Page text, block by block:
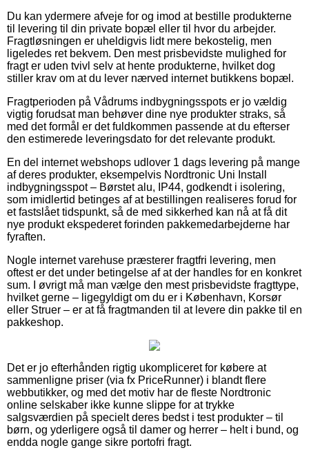
Du kan ydermere afveje for og imod at bestille produkterne
til levering til din private bopæl eller til hvor du arbejder.
Fragtløsningen er uheldigvis lidt mere bekostelig, men
ligeledes ret bekvem. Den mest prisbevidste mulighed for
fragt er uden tvivl selv at hente produkterne, hvilket dog
stiller krav om at du lever nærved internet butikkens bopæl.
Fragtperioden på Vådrums indbygningsspots er jo vældig
vigtig forudsat man behøver dine nye produkter straks, så
med det formål er det fuldkommen passende at du efterser
den estimerede leveringsdato for det relevante produkt.
En del internet webshops udlover 1 dags levering på mange
af deres produkter, eksempelvis Nordtronic Uni Install
indbygningsspot – Børstet alu, IP44, godkendt i isolering,
som imidlertid betinges af at bestillingen realiseres forud for
et fastslået tidspunkt, så de med sikkerhed kan nå at få dit
nye produkt ekspederet forinden pakkemedarbejderne har
fyraften.
Nogle internet varehuse præsterer fragtfri levering, men
oftest er det under betingelse af at der handles for en konkret
sum. I øvrigt må man vælge den mest prisbevidste fragttype,
hvilket gerne – ligegyldigt om du er i København, Korsør
eller Struer – er at få fragtmanden til at levere din pakke til en
pakkeshop.
Det er jo efterhånden rigtig ukompliceret for købere at
sammenligne priser (via fx PriceRunner) i blandt flere
webbutikker, og med det motiv har de fleste Nordtronic
online selskaber ikke kunne slippe for at trykke
salgsværdien på specielt deres bedst i test produkter – til
børn, og yderligere også til damer og herrer – helt i bund, og
endda nogle gange sikre portofri fragt.